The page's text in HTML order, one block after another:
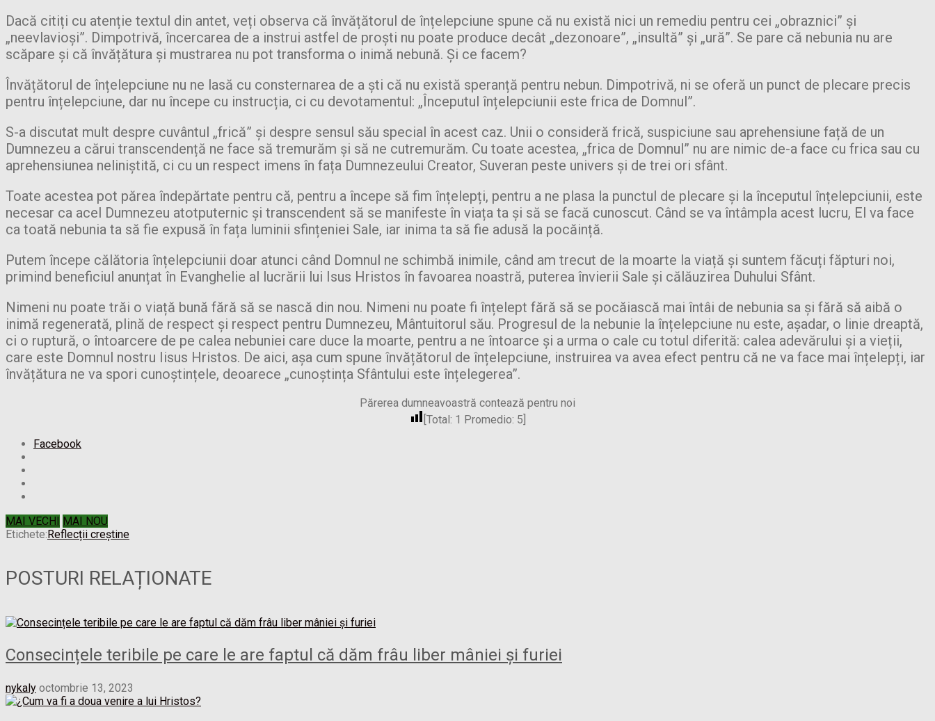
Dacă citiți cu atenție textul din antet, veți observa că învățătorul de înțelepciune spune că nu există nici un remediu pentru cei „obraznici” și
„neevlavioși”. Dimpotrivă, încercarea de a instrui astfel de proști nu poate produce decât „dezonoare”, „insultă” și „ură”. Se pare că nebunia nu are
scăpare și că învățătura și mustrarea nu pot transforma o inimă nebună. Și ce facem?
Învățătorul de înțelepciune nu ne lasă cu consternarea de a ști că nu există speranță pentru nebun. Dimpotrivă, ni se oferă un punct de plecare precis
pentru înțelepciune, dar nu începe cu instrucția, ci cu devotamentul: „Începutul înțelepciunii este frica de Domnul”.
S-a discutat mult despre cuvântul „frică” și despre sensul său special în acest caz. Unii o consideră frică, suspiciune sau aprehensiune față de un
Dumnezeu a cărui transcendență ne face să tremurăm și să ne cutremurăm. Cu toate acestea, „frica de Domnul” nu are nimic de-a face cu frica sau cu
aprehensiunea neliniștită, ci cu un respect imens în fața Dumnezeului Creator, Suveran peste univers și de trei ori sfânt.
Toate acestea pot părea îndepărtate pentru că, pentru a începe să fim înțelepți, pentru a ne plasa la punctul de plecare și la începutul înțelepciunii, este
necesar ca acel Dumnezeu atotputernic și transcendent să se manifeste în viața ta și să se facă cunoscut. Când se va întâmpla acest lucru, El va face
ca toată nebunia ta să fie expusă în fața luminii sfințeniei Sale, iar inima ta să fie adusă la pocăință.
Putem începe călătoria înțelepciunii doar atunci când Domnul ne schimbă inimile, când am trecut de la moarte la viață și suntem făcuți făpturi noi,
primind beneficiul anunțat în Evanghelie al lucrării lui Isus Hristos în favoarea noastră, puterea învierii Sale și călăuzirea Duhului Sfânt.
Nimeni nu poate trăi o viață bună fără să se nască din nou. Nimeni nu poate fi înțelept fără să se pocăiască mai întâi de nebunia sa și fără să aibă o
inimă regenerată, plină de respect și respect pentru Dumnezeu, Mântuitorul său. Progresul de la nebunie la înțelepciune nu este, așadar, o linie dreaptă,
ci o ruptură, o întoarcere de pe calea nebuniei care duce la moarte, pentru a ne întoarce și a urma o cale cu totul diferită: calea adevărului și a vieții,
care este Domnul nostru Iisus Hristos. De aici, așa cum spune învățătorul de înțelepciune, instruirea va avea efect pentru că ne va face mai înțelepți, iar
învățătura ne va spori cunoștințele, deoarece „cunoștința Sfântului este înțelegerea”.
Părerea dumneavoastră contează pentru noi
[Total: 1 Promedio: 5
Facebook
MAI VECHI MAI NOU
Etichete:Reflecții creștine
POSTURI RELAȚIONATE
Consecințele teribile pe care le are faptul că dăm frâu liber mâniei și furiei
nykaly octombrie 13, 2023